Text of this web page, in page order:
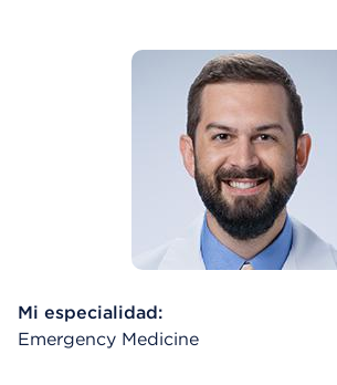
Mi especialidad:
Emergency Medicine